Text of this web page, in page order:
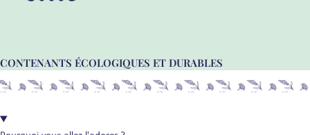
CONTENANTS ÉCOLOGIQUES ET DURABLES